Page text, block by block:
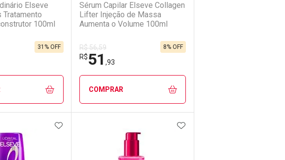
Elseve
Tratamento
100ml
31% OFF
FECHAR
FECHAR
Sérum Capilar Elseve Collagen
Lifter Injeção de Massa
Aumenta o Volume 100ml
R$ 56,59
R$51 ,93
8% OFF
COMPRAR
FECHAR
Laboratório
FECHAR
Por Menos
ADICIONAR AOS FAVORITOS ADICIONAR AOS